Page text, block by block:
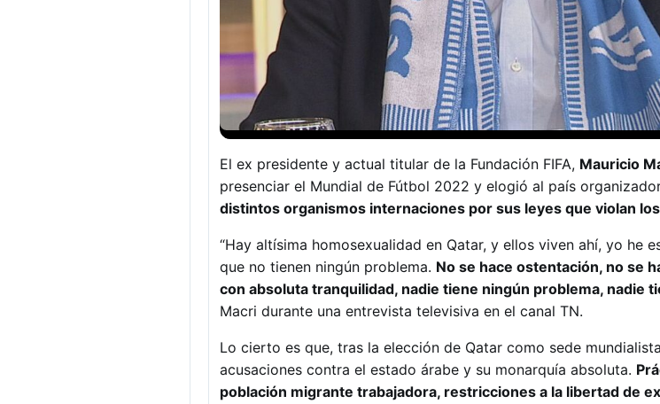
El ex presidente y actual titular de la Fundación FIFA, Mauricio
presenciar el Mundial de Fútbol 2022 y elogió al país
distintos organismos internaciones por sus leyes que violan
“Hay altísima homosexualidad en Qatar, y ellos viven ahí, yo he
que no tienen ningún problema. No se hace ostentación, no se
con absoluta tranquilidad, nadie tiene ningún problema, nadie
Macri durante una entrevista televisiva en el canal TN.
Lo cierto es que, tras la elección de Qatar como sede
acusaciones contra el estado árabe y su monarquía absoluta.
población migrante trabajadora, restricciones a la libertad de